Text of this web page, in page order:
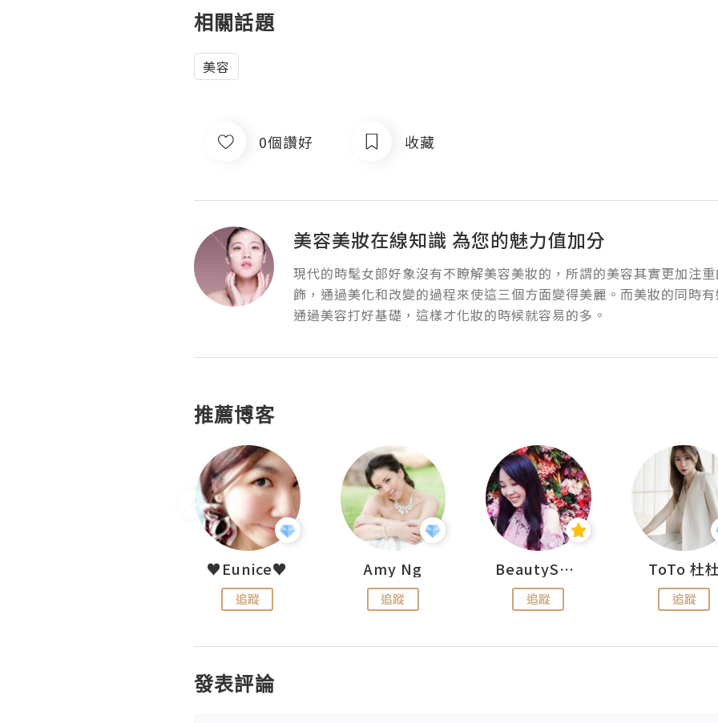
相關話題
美容
0個讚好 收藏
美容美妝在線知識 為您的魅力值加分
現代的時髦女郞好象沒有不瞭解美容美妝的，所謂的美容其實更加注
飾，通過美化和改變的過程來使這三個方面變得美麗。而美妝的同時
通過美容打好基礎，這樣才化妝的時候就容易的多。
推薦博客
♥Eunice♥
追蹤
Amy Ng
追蹤
BeautySearch
追蹤
ToTo 杜杜
追蹤
發表評論